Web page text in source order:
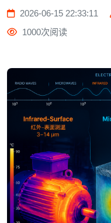
2026-06-15 22:33:11
1000次阅读